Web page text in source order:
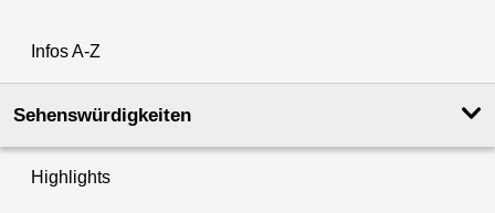
Infos A-Z
Sehenswürdigkeiten
Highlights